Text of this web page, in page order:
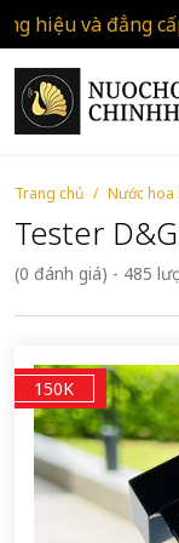
và đẳng cấp!
Chính
Hãng
Trang chủ Nước hoa
Tester
(0 đánh giá) - 485
150K